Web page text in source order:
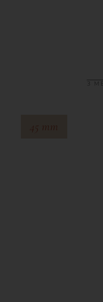
3
45 mm